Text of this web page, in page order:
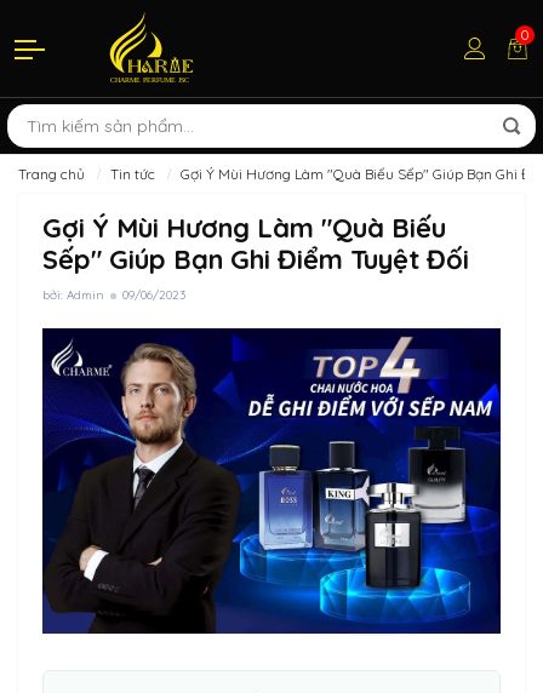
0
Trang chủ Tin tức Gợi Ý Mùi Hương Làm "Quà Biếu Sếp" Giúp Bạn Ghi
Gợi Ý Mùi Hương Làm "Quà Biếu
Sếp" Giúp Bạn Ghi Điểm Tuyệt Đối
bởi: Admin 09/06/2023